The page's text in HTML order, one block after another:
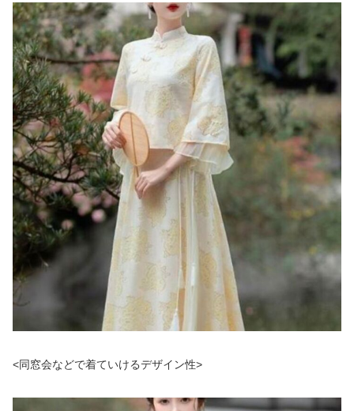
<同窓会などで着ていけるデザイン性>